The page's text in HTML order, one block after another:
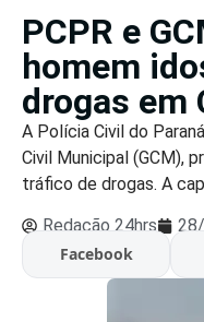
PCPR e
homem
drogas em
A Polícia Civil do
Civil Municipal (GCM),
tráfico de drogas. A
Redação 24hrs
Facebook